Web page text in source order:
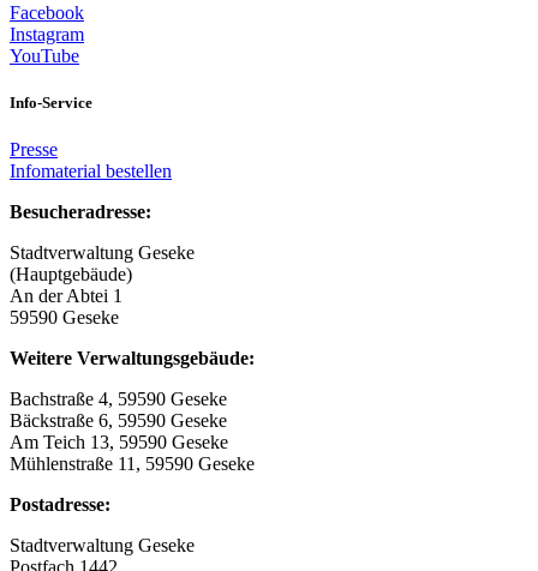
Facebook
Instagram
YouTube
Info-Service
Presse
Infomaterial bestellen
Besucheradresse:
Stadtverwaltung Geseke
(Hauptgebäude)
An der Abtei 1
59590 Geseke
Weitere Verwaltungsgebäude:
Bachstraße 4, 59590 Geseke
Bäckstraße 6, 59590 Geseke
Am Teich 13, 59590 Geseke
Mühlenstraße 11, 59590 Geseke
Postadresse:
Stadtverwaltung Geseke
Postfach 1442